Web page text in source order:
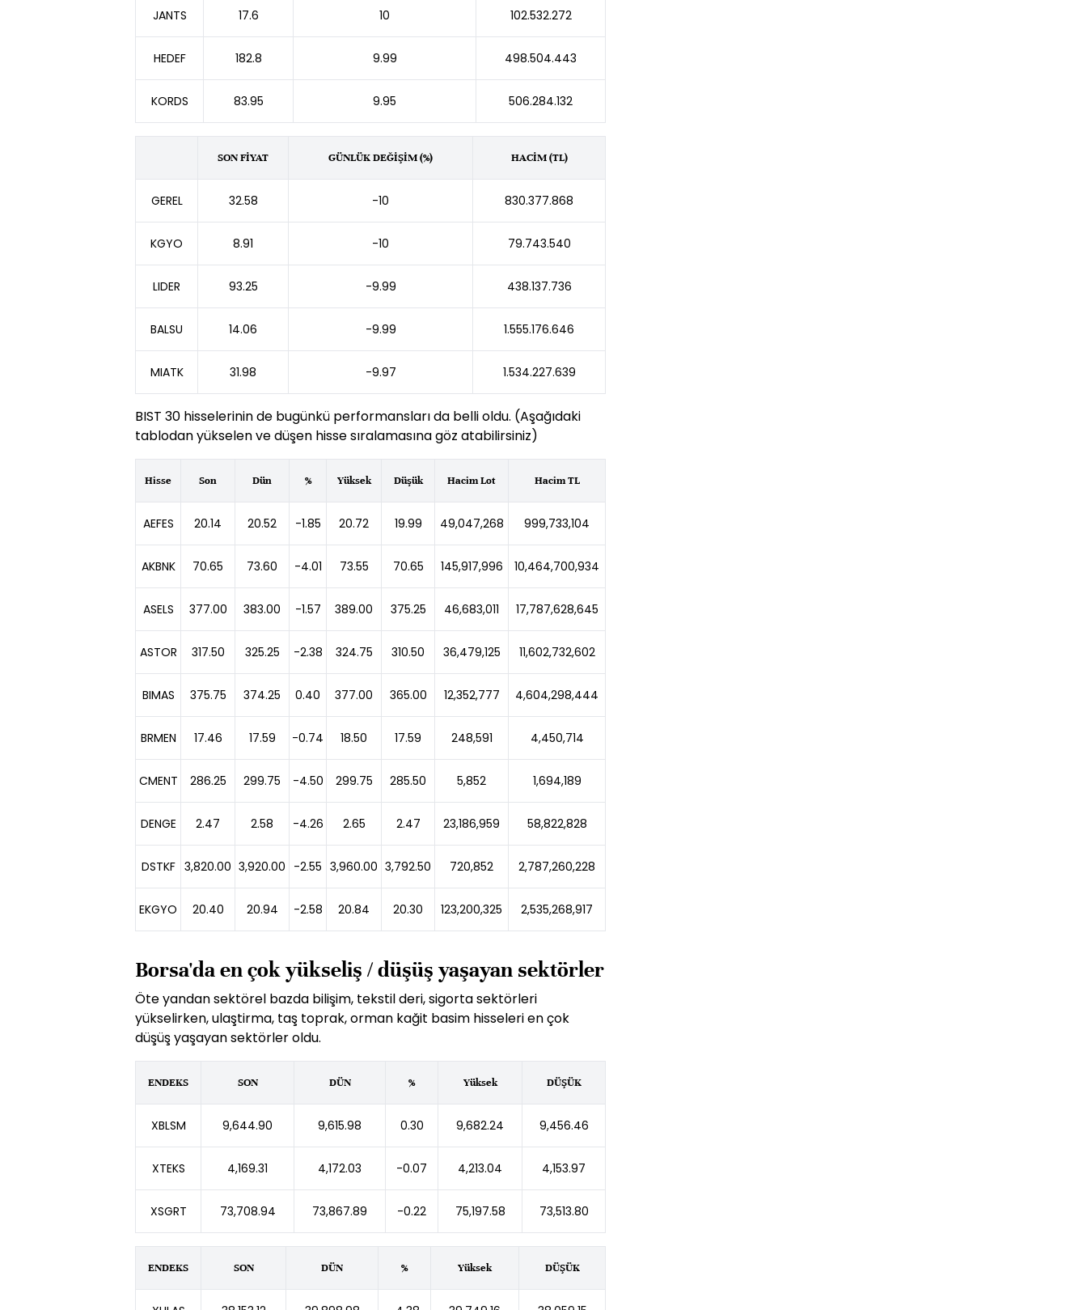
JANTS 17.6 10 102.532.272
HEDEF 182.8 9.99 498.504.443
KORDS 83.95 9.95 506.284.132
SON FİYAT GÜNLÜK DEĞİŞİM (%) HACİM (TL)
GEREL 32.58 -10 830.377.868
KGYO 8.91 -10 79.743.540
LIDER 93.25 -9.99 438.137.736
BALSU 14.06 -9.99 1.555.176.646
MIATK 31.98 -9.97 1.534.227.639
BIST 30 hisselerinin de bugünkü performansları da belli oldu. (Aşağıdaki
tablodan yükselen ve düşen hisse sıralamasına göz atabilirsiniz)
Hisse Son Dün % Yüksek Düşük Hacim Lot Hacim TL
AEFES 20.14 20.52 -1.85 20.72 19.99 49,047,268 999,733,104
AKBNK 70.65 73.60 -4.01 73.55 70.65 145,917,996 10,464,700,934
ASELS 377.00 383.00 -1.57 389.00 375.25 46,683,011 17,787,628,645
ASTOR 317.50 325.25 -2.38 324.75 310.50 36,479,125 11,602,732,602
BIMAS 375.75 374.25 0.40 377.00 365.00 12,352,777 4,604,298,444
BRMEN 17.46 17.59 -0.74 18.50 17.59 248,591 4,450,714
CMENT 286.25 299.75 -4.50 299.75 285.50 5,852 1,694,189
DENGE 2.47 2.58 -4.26 2.65 2.47 23,186,959 58,822,828
DSTKF 3,820.00 3,920.00 -2.55 3,960.00 3,792.50 720,852 2,787,260,228
EKGYO 20.40 20.94 -2.58 20.84 20.30 123,200,325 2,535,268,917
Borsa'da en çok yükseliş / düşüş yaşayan sektörler
Öte yandan sektörel bazda bilişim, tekstil deri, sigorta sektörleri
yükselirken, ulaştirma, taş toprak, orman kağit basim hisseleri en çok
düşüş yaşayan sektörler oldu.
ENDEKS SON DÜN % Yüksek DÜŞÜK
XBLSM 9,644.90 9,615.98 0.30 9,682.24 9,456.46
XTEKS 4,169.31 4,172.03 -0.07 4,213.04 4,153.97
XSGRT 73,708.94 73,867.89 -0.22 75,197.58 73,513.80
ENDEKS SON DÜN % Yüksek DÜŞÜK